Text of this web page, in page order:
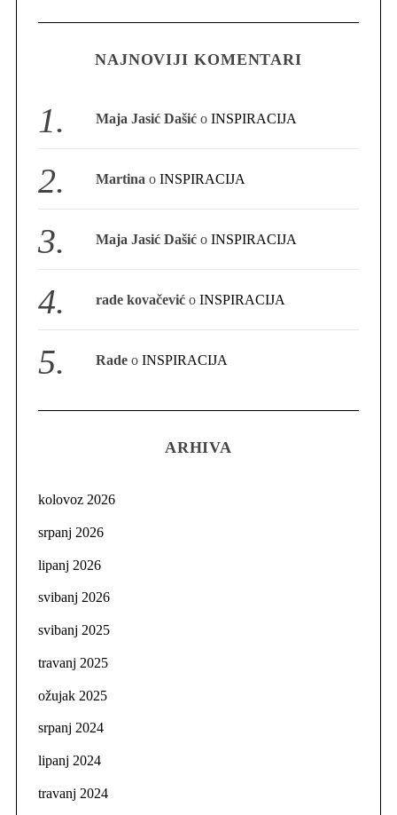
NAJNOVIJI KOMENTARI
Maja Jasić Dašić oINSPIRACIJA
Martina oINSPIRACIJA
Maja Jasić Dašić oINSPIRACIJA
rade kovačević oINSPIRACIJA
Rade oINSPIRACIJA
ARHIVA
kolovoz 2026
srpanj 2026
lipanj 2026
svibanj 2026
svibanj 2025
travanj 2025
ožujak 2025
srpanj 2024
lipanj 2024
travanj 2024
e
a
c
h
o
r